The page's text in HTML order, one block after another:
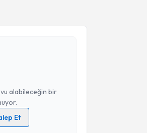
alabileceğin bir
Et
Aydınlatma Metni